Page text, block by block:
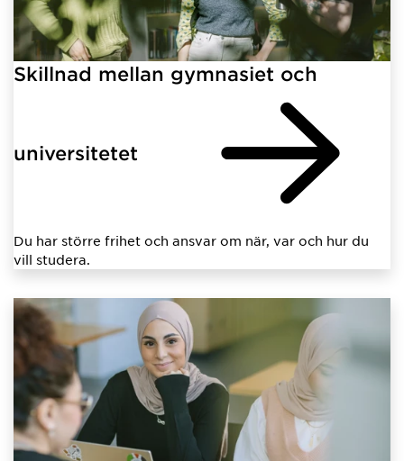
Skillnad mellan gymnasiet och
universitetet
Du har större frihet och ansvar om när, var och hur du
vill studera.